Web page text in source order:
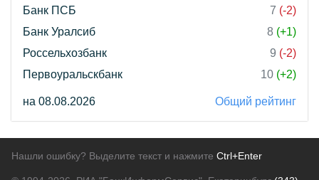
Банк ПСБ
7 (-2)
Банк Уралсиб
8 (+1)
Россельхозбанк
9 (-2)
Первоуральскбанк
10 (+2)
на 08.08.2026 Общий рейтинг
Нашли ошибку? Выделите текст и нажмите Ctrl+Enter